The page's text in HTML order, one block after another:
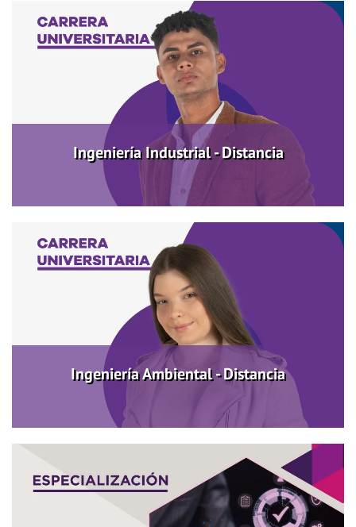
Ingeniería Industrial - Distancia
Ingeniería Industrial - Distancia
Más información
Ingeniería Ambiental - Distancia
Ingeniería Ambiental - Distancia
Más información
Especialización en Transformación Digital